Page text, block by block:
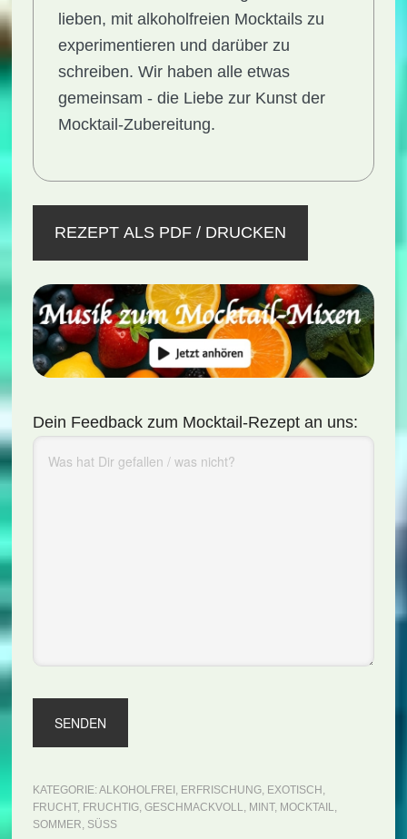
lieben, mit alkoholfreien Mocktails zu
experimentieren und darüber zu
schreiben. Wir haben alle etwas
gemeinsam - die Liebe zur Kunst der
Mocktail-Zubereitung.
REZEPT ALS PDF / DRUCKEN
Dein Feedback zum Mocktail-Rezept an uns:
KATEGORIE: ALKOHOLFREI , ERFRISCHUNG, EXOTISCH ,
FRUCHT, FRUCHTIG, GESCHMACKVOLL, MINT, MOCKTAIL,
SOMMER, SÜSS